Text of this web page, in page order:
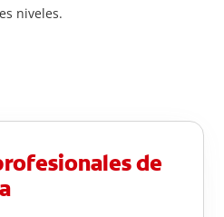
niveles.
de